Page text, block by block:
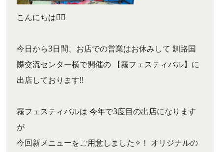
こんにちは◡̈⃝
今日から3日間、お店での営業はお休みして 釧路国
際交流センター横で開催の 【霧フェスティバル】に
出店しております‼︎
霧フェスティバルは 今年で3度目の出店になります
が
今回新メニューをご用意しました✧！ オリジナルの